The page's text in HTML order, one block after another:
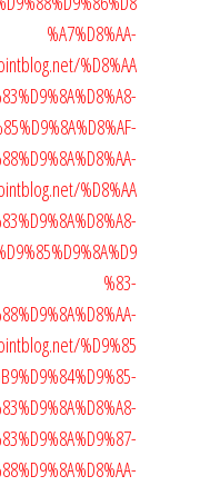
%A7%D8%AA-
%D8%AA
%D8%AA
%83-
%D9%85